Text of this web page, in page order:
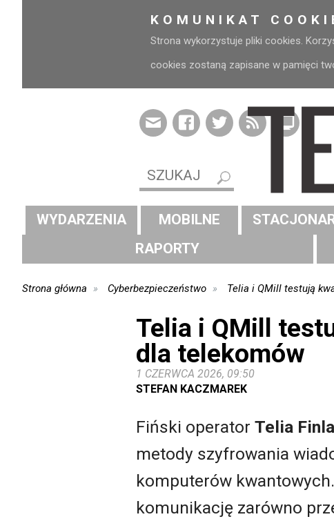
KOMUNIKAT
Strona wykorzystuje pliki cookies.
cookies zostaną zapisane w pamięci
WYDARZENIA MOBILNE
RAPORTY
Strona główna Cyberbezpieczeństwo Telia i QMill testują
Telia i QMill
dla telekomów
1 CZERWCA 2026, 09:50
STEFAN KACZMAREK
Fiński operator Telia
metody szyfrowania
komputerów
komunikację zarówno